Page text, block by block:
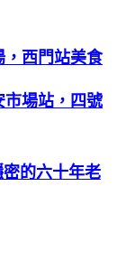
西門站美食
場站，四號
的六十年老